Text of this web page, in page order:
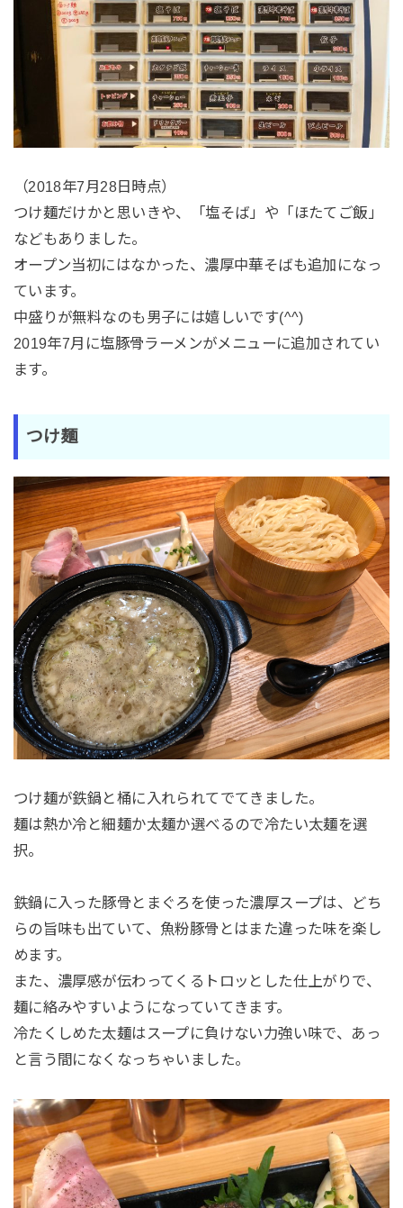
（2018年7月28日時点）
つけ麺だけかと思いきや、「塩そば」や「ほたてご飯」
などもありました。
オープン当初にはなかった、濃厚中華そばも追加になっ
ています。
中盛りが無料なのも男子には嬉しいです(^^)
2019年7月に塩豚骨ラーメンがメニューに追加されてい
ます。
つけ麺
つけ麺が鉄鍋と桶に入れられてでてきました。
麺は熱か冷と細麺か太麺か選べるので冷たい太麺を選
択。
鉄鍋に入った豚骨とまぐろを使った濃厚スープは、どち
らの旨味も出ていて、魚粉豚骨とはまた違った味を楽し
めます。
また、濃厚感が伝わってくるトロッとした仕上がりで、
麺に絡みやすいようになっていてきます。
冷たくしめた太麺はスープに負けない力強い味で、あっ
と言う間になくなっちゃいました。